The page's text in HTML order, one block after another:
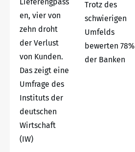
en, vier von
zehn droht
der Verlust
von Kunden.
Das zeigt eine
Umfrage des
Instituts der
deutschen
Wirtschaft
(IW)
Trotz des
schwierigen
Umfelds
bewerten 78%
der Banken